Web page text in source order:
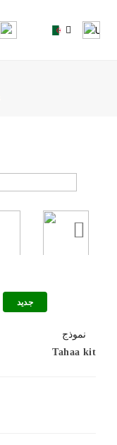
جديد
نموذج
Tahaa kit